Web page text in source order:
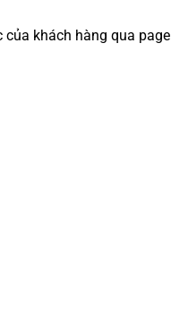
khách hàng qua page